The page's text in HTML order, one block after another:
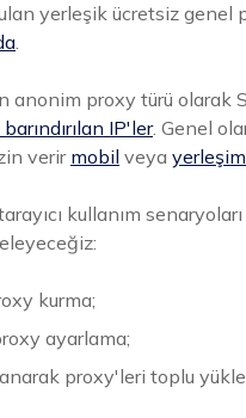
yerleşik ücretsiz
.
anonim proxy türü olarak
IP'ler. Genel
verir mobil veya yerleşim
kullanım
kurma;
ayarlama;
proxy'leri toplu